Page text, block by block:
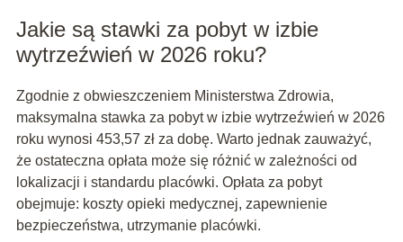
Jakie są stawki za pobyt w izbie
wytrzeźwień w 2026 roku?
Zgodnie z obwieszczeniem Ministerstwa Zdrowia,
maksymalna stawka za pobyt w izbie wytrzeźwień w 2026
roku wynosi 453,57 zł za dobę. Warto jednak zauważyć,
że ostateczna opłata może się różnić w zależności od
lokalizacji i standardu placówki. Opłata za pobyt
obejmuje: koszty opieki medycznej, zapewnienie
bezpieczeństwa, utrzymanie placówki.